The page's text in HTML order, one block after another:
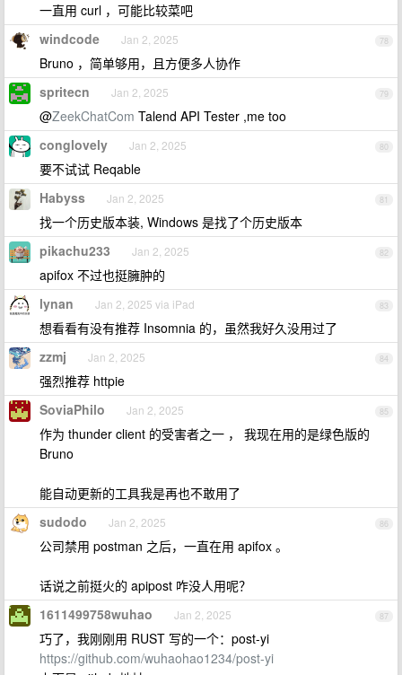
一直用 curl ，可能比较菜吧
78
windcode Jan 2, 2025
Bruno ，简单够用，且方便多人协作
79
spritecn Jan 2, 2025
@ZeekChatCom Talend API Tester ,me too
80
conglovely Jan 2, 2025
要不试试 Reqable
81
Habyss Jan 2, 2025
找一个历史版本装, Windows 是找了个历史版本
82
pikachu233 Jan 2, 2025
apifox 不过也挺臃肿的
83
lynan Jan 2, 2025 via iPad
想看看有没有推荐 Insomnia 的，虽然我好久没用过了
84
zzmj Jan 2, 2025
强烈推荐 httpie
85
SoviaPhilo Jan 2, 2025
作为 thunder client 的受害者之一 ， 我现在用的是绿色版的
Bruno
能自动更新的工具我是再也不敢用了
86
sudodo Jan 2, 2025
公司禁用 postman 之后，一直在用 apifox 。
话说之前挺火的 apipost 咋没人用呢？
87
1611499758wuhao Jan 2, 2025
巧了，我刚刚用 RUST 写的一个：post-yi
https://github.com/wuhaohao1234/post-yi